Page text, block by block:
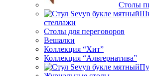
Столы
стеллажи
Столы для переговоров
Вешалки
Коллекция “Хит”
Коллекция “Альтернатива”